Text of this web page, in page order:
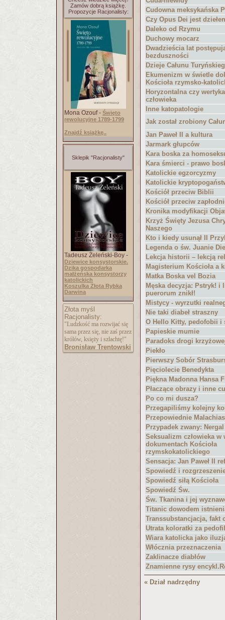
Zamów dobrą książkę.
Propozycje Racjonalisty:
Mona Ozouf - Święto
rewolucyjne 1789-1799
Znajdź książkę..
Sklepik "Racjonalisty"
Tadeusz Żeleński-Boy -
Dziewice konsystorskie.
Dzika gospodarka
małżeńska konsystorzy
katolickich
Koszulka Złota Rybka
Darwina
Złota myśl
Racjonalisty:
"Ludzkość ma rozwijać się
sama przez się, nie zaś przez
królów, księży i szlachtę!"
Bronisław Trentowski
Cudowna meksykańska
Czy Opus Dei jest
Daleko od Rzymu
Duchowy mocarz
Dwadzieścia lat
bezduszności
Dzieje Całunu
Ekumenizm w świetle
Kościoła rzymsko-
Horyzontalna czy
człowieka
Inne katopatologie
Jak został zrobiony
Jan Paweł II a kultura
Jarmark głupców
Kara boska za
Kara śmierci - prawo
Katolickie egzorcyzmy
Katolickie
Kościół przeciw Biblii
Kościół przeciw
Kronika modyfikacji
Krzyż Święty Jezusa
Naszego
Kto i kiedy usunął II
Legenda o św. Juanie
Lekcja historii – lekcją
Magisterium Kościoła a
Matka Boska vel Bozia
Męska decyzja: Pstryk! i
puerorum znikł!
Mistycy - wyrzutki
Nie taki diabeł straszny
O Hello Kitty, pedofobii i
Papieskie mumie
Paradoks drogi
Piekło
Pierwszy Sobór
Pięciolecie Benedykta
Piękna Madonna Hansa
Płaczące obrazy i inne
Po co mi dusza?
Przegapiliśmy kolejny
Przepowiednie
Przypadek zwany: Nergal
Seksualizm człowieka w
dokumentach Kościoła
rzymskokatolickiego
Sensacja: Jan Paweł II
Spowiedź i
Spowiedź siłą Kościoła
Spowiedź Św.
Św. Tkanina i jej
Titanic dowodem
Transsubstancjacja, fakt
Utrata koloratki za
Wiara katolicka jako
Włócznia przeznaczenia
Zaklinacze diabłów
Znamienne rysy
« Dział nadrzędny